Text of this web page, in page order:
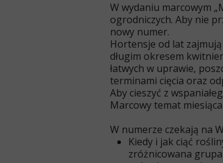
W wydaniu marcowym
ogrodniczych. Aby nie
nowy numer.
Hortensje od lat
długim okresem
łatwych w uprawie,
terminami cięcia oraz
Aby cieszyć z
Marcowy temat
W numerze czekają na
Kiedy i jak ciąć
zróżnicowana